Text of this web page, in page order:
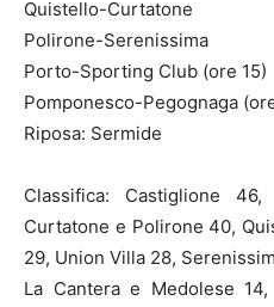
Quistello-Curtatone
Polirone-Serenissima
Porto-Sporting Club (ore 15)
Pomponesco-Pegognaga
Riposa: Sermide
Classifica: Castiglione
Curtatone e Polirone 40,
29, Union Villa 28,
La Cantera e Medolese